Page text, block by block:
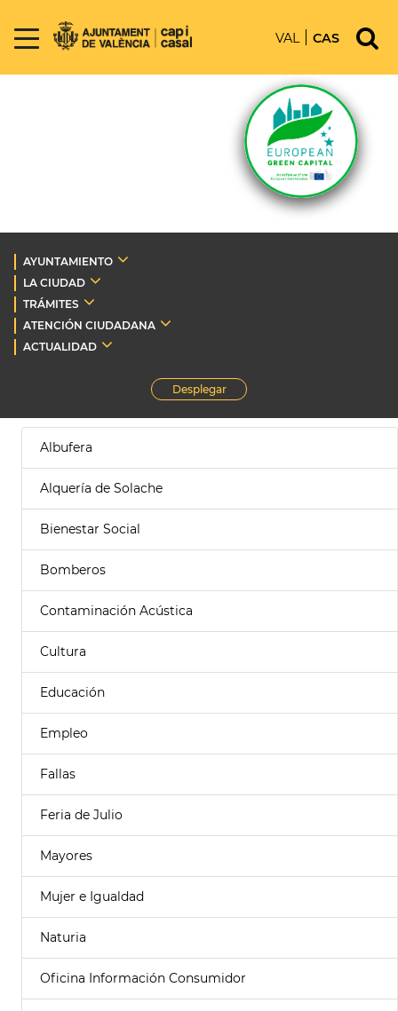
VAL CAS
AYUNTAMIENTO
LA CIUDAD
TRÁMITES
ATENCIÓN CIUDADANA
ACTUALIDAD
Desplegar
Albufera
Alquería de Solache
Bienestar Social
Bomberos
Contaminación Acústica
Cultura
Educación
Empleo
Fallas
Feria de Julio
Mayores
Mujer e Igualdad
Naturia
Oficina Información Consumidor